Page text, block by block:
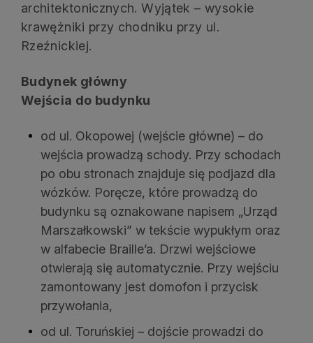
architektonicznych. Wyjątek – wysokie
krawężniki przy chodniku przy ul.
Rzeźnickiej.
Budynek główny
Wejścia do budynku
od ul. Okopowej (wejście główne) – do
wejścia prowadzą schody. Przy schodach
po obu stronach znajduje się podjazd dla
wózków. Poręcze, które prowadzą do
budynku są oznakowane napisem „Urząd
Marszałkowski” w tekście wypukłym oraz
w alfabecie Braille’a. Drzwi wejściowe
otwierają się automatycznie. Przy wejściu
zamontowany jest domofon i przycisk
przywołania,
od ul. Toruńskiej – dojście prowadzi do